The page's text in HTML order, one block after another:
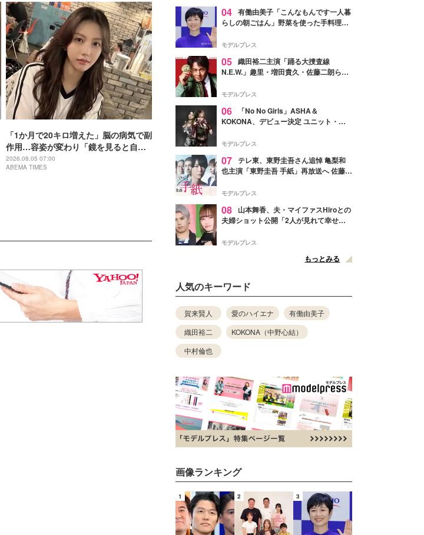
「1か月で20キロ増えた」脳の病気で副
作用…容姿が変わり「鏡を見ると自分
とは思えなかった」壮絶な闘病生活明
かす
2026.08.05 07:00
ABEMA TIMES
04 有働由美子「こんなもんです一人暮
らしの朝ごはん」野菜を使った手料理公
そう」と反響
モデルプレス
05 織田裕二主演「踊る大捜査線
N.E.W.」趣里・増田貴久・佐藤二朗ら新
徴する“謎のキーワード”も
モデルプレス
06
「No No Girls」ASHA＆
KOKONA、デビュー決定 ユニット・
リリースへ
モデルプレス
07 テレ東、東野圭吾さん追悼 亀梨和
也主演「東野圭吾 手紙」再放送へ 佐藤隆
モデルプレス
08
山本舞香、夫・マイファスHiroとの
夫婦ショット公開「2人が見れて幸せ」
モデルプレス
もっとみる
人気のキーワード
賀来賢人 愛のハイエナ
有働由美子
織田裕二
KOKONA（中野心結）
中村倫也
画像ランキング
1 2 3